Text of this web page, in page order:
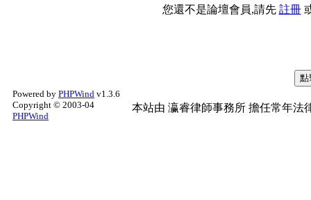
您還不是論壇會員,請先 註冊
Powered by PHPWind v1.3.6
Copyright © 2003-04
PHPWind
本站由 瀛睿律師事務所 擔任常年法